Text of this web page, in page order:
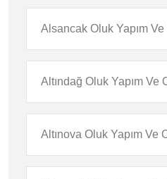
Alsancak Oluk Yapım Ve
Altındağ Oluk Yapım Ve
Altınova Oluk Yapım Ve